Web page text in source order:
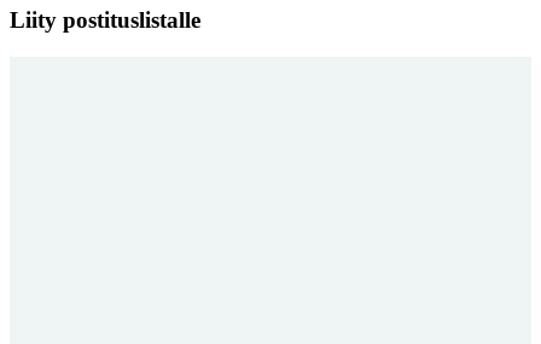
Liity postituslistalle